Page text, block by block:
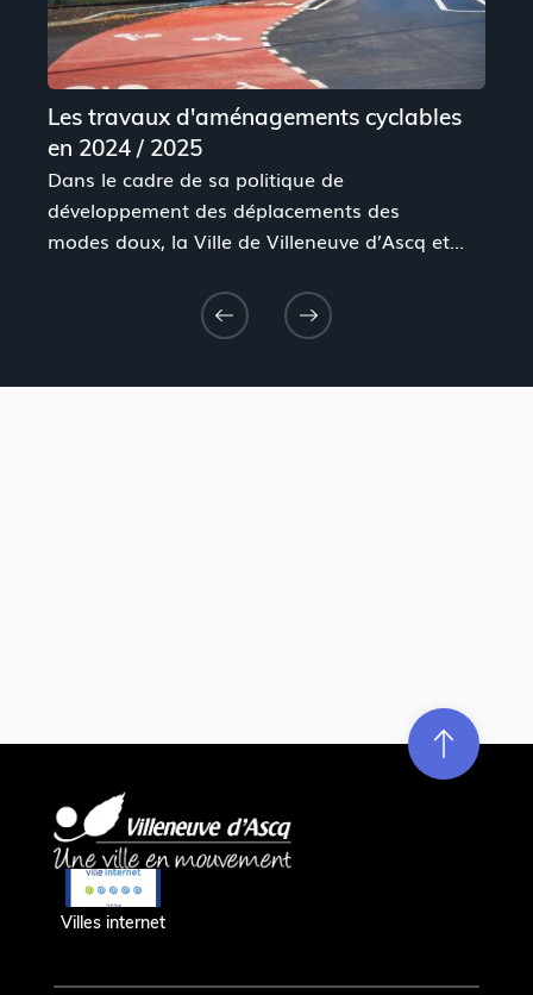
Les travaux d'aménagements cyclables
en 2024 / 2025
Dans le cadre de sa politique de
développement des déplacements des
modes doux, la Ville de Villeneuve d’Ascq et...
Re
m
on
e
en hau
Villes internet